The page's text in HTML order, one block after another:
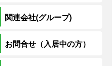
関連会社(グループ)
お問合せ（入居中の方）